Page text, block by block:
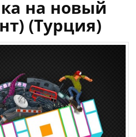
на новый
(Турция)